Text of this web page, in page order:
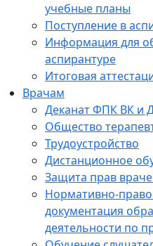
учебные планы
Поступление в
Информация для
аспирантуре
Итоговая
Врачам
Деканат ФПК ВК и
Общество
Трудоустройство
Дистанционное
Защита прав
Нормативно-
документация
деятельности по